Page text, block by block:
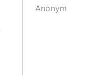
Anonym